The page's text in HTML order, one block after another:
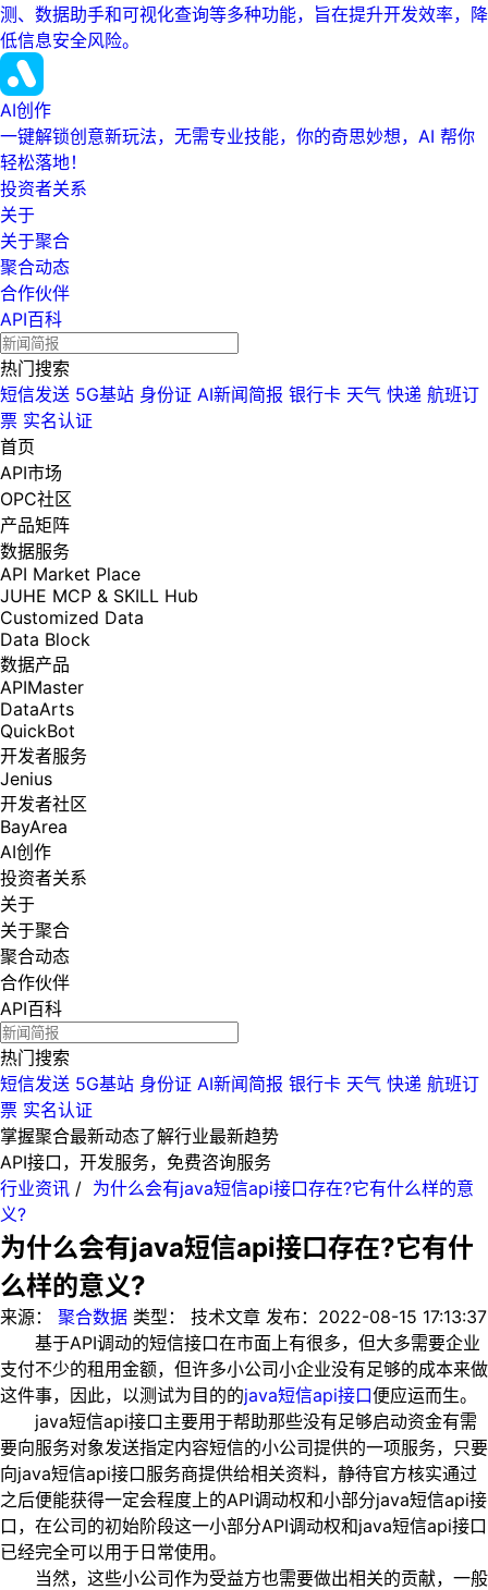
测、数据助手和可视化查询等多种功能，旨在提升开发效率，降
低信息安全风险。
AI创作
一键解锁创意新玩法，无需专业技能，你的奇思妙想，AI 帮你
轻松落地！
投资者关系
关于
关于聚合
聚合动态
合作伙伴
API百科
热门搜索
短信发送 5G基站 身份证 AI新闻简报 银行卡 天气 快递 航班订
票 实名认证
首页
API市场
OPC社区
产品矩阵
数据服务
API Market Place
JUHE MCP & SKILL Hub
Customized Data
Data Block
数据产品
APIMaster
DataArts
QuickBot
开发者服务
Jenius
开发者社区
BayArea
AI创作
投资者关系
关于
关于聚合
聚合动态
合作伙伴
API百科
热门搜索
短信发送 5G基站 身份证 AI新闻简报 银行卡 天气 快递 航班订
票 实名认证
掌握聚合最新动态了解行业最新趋势
API接口，开发服务，免费咨询服务
行业资讯 / 为什么会有java短信api接口存在?它有什么样的意
义?
为什么会有java短信api接口存在?它有什
么样的意义?
来源： 聚合数据 类型： 技术文章 发布： 2022-08-15 17:13:37
基于API调动的短信接口在市面上有很多，但大多需要企业
支付不少的租用金额，但许多小公司小企业没有足够的成本来做
这件事，因此，以测试为目的的java短信api接口便应运而生。
java短信api接口主要用于帮助那些没有足够启动资金有需
要向服务对象发送指定内容短信的小公司提供的一项服务，只要
向java短信api接口服务商提供给相关资料，静待官方核实通过
之后便能获得一定会程度上的API调动权和小部分java短信api接
口，在公司的初始阶段这一小部分API调动权和java短信api接口
已经完全可以用于日常使用。
当然，这些小公司作为受益方也需要做出相关的贡献，一般